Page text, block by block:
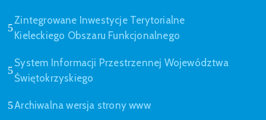
Zintegrowane Inwestycje Terytorialne
Kieleckiego Obszaru Funkcjonalnego
System Informacji Przestrzennej Województwa
Świętokrzyskiego
Archiwalna wersja strony www